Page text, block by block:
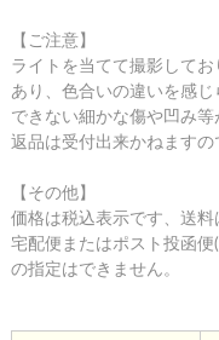
【ご注意】
ライトを当てて撮影して
あり、色合いの違いを感
できない細かな傷や凹み
返品は受付出来かねますの
【その他】
価格は税込表示です、送料
宅配便またはポスト投函
の指定はできません。